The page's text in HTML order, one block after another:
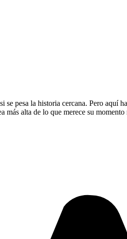
pesa la historia cercana. Pero
alta de lo que merece su momento